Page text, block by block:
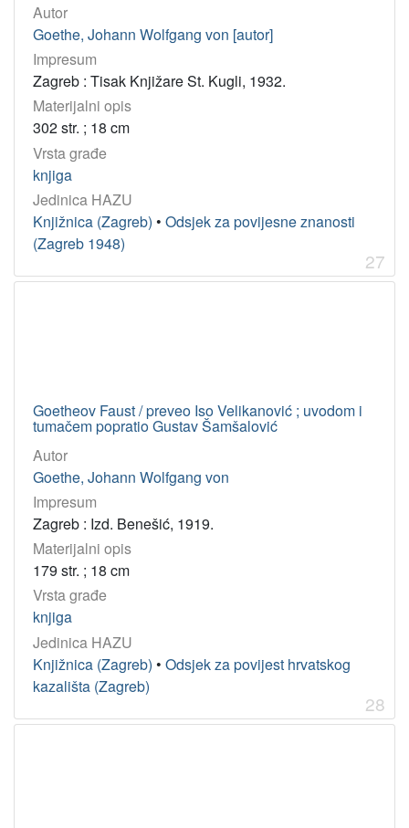
Autor
Goethe, Johann Wolfgang von [autor]
Impresum
Zagreb : Tisak Knjižare St. Kugli, 1932.
Materijalni opis
302 str. ; 18 cm
Vrsta građe
knjiga
Jedinica HAZU
Knjižnica (Zagreb) • Odsjek za povijesne znanosti
(Zagreb 1948)
27
Goetheov Faust / preveo Iso Velikanović ; uvodom i
tumačem popratio Gustav Šamšalović
Autor
Goethe, Johann Wolfgang von
Impresum
Zagreb : Izd. Benešić, 1919.
Materijalni opis
179 str. ; 18 cm
Vrsta građe
knjiga
Jedinica HAZU
Knjižnica (Zagreb) • Odsjek za povijest hrvatskog
kazališta (Zagreb)
28